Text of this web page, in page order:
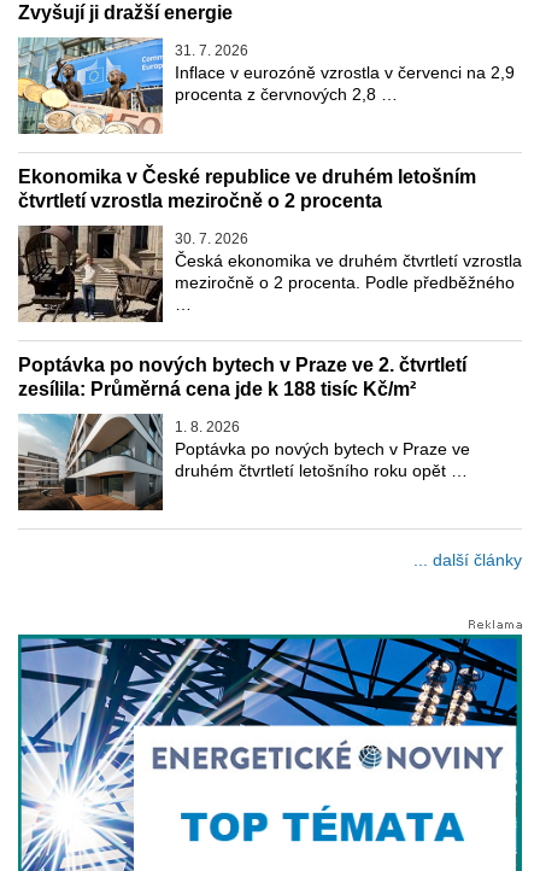
Zvyšují ji dražší energie
31. 7. 2026
Inflace v eurozóně vzrostla v červenci na 2,9
procenta z červnových 2,8 …
Ekonomika v České republice ve druhém letošním
čtvrtletí vzrostla meziročně o 2 procenta
30. 7. 2026
Česká ekonomika ve druhém čtvrtletí vzrostla
meziročně o 2 procenta. Podle předběžného
Poptávka po nových bytech v Praze ve 2. čtvrtletí
zesílila: Průměrná cena jde k 188 tisíc Kč/m²
1. 8. 2026
Poptávka po nových bytech v Praze ve
druhém čtvrtletí letošního roku opět …
... další články